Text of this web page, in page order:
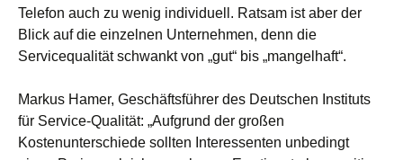
Telefon auch zu wenig individuell. Ratsam ist aber der
Blick auf die einzelnen Unternehmen, denn die
Servicequalität schwankt von „gut“ bis „mangelhaft“.
Markus Hamer, Geschäftsführer des Deutschen Instituts
für Service-Qualität: „Aufgrund der großen
Kostenunterschiede sollten Interessenten unbedingt